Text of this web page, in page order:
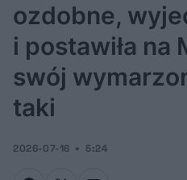
ozdobne,
i postawiła na
swój
taki
2026-07-16 5:24